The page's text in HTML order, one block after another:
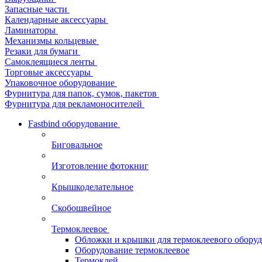
Запасные части
Календарные аксессуары
Ламинаторы
Механизмы кольцевые
Резаки для бумаги
Самоклеящиеся ленты
Торговые аксессуары
Упаковочное оборудование
Фурнитура для папок, сумок, пакетов
Фурнитура для рекламоносителей
Fastbind оборудование
Биговальное
Изготовление фотокниг
Крышкоделательное
Скобошвейное
Термоклеевое
Обложки и крышки для термоклеевого
Оборудование термоклеевое